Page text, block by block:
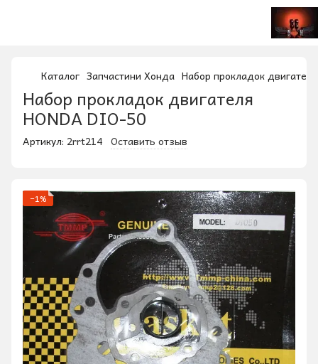
Каталог Запчастини Хонда Набор прокладок
Набор прокладок двигателя
HONDA DIO-50
Артикул: 2rrt214 Оставить отзыв
−1%